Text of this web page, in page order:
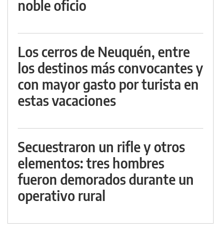
noble oficio
Los cerros de Neuquén, entre
los destinos más convocantes y
con mayor gasto por turista en
estas vacaciones
Secuestraron un rifle y otros
elementos: tres hombres
fueron demorados durante un
operativo rural